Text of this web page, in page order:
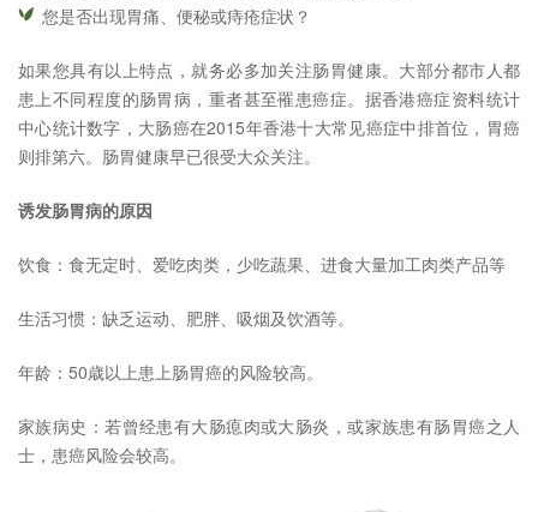
您是否出现胃痛、便秘或痔疮症状？
如果您具有以上特点，就务必多加关注肠胃健康。大部分都市人都
患上不同程度的肠胃病，重者甚至罹患癌症。据香港癌症资料统计
中心统计数字，大肠癌在2015年香港十大常见癌症中排首位，胃癌
则排第六。肠胃健康早已很受大众关注。
诱发肠胃病的原因
饮食：食无定时、爱吃肉类，少吃蔬果、进食大量加工肉类产品等
生活习惯：缺乏运动、肥胖、吸烟及饮酒等。
年龄：50歳以上患上肠胃癌的风险较高。
家族病史：若曾经患有大肠瘜肉或大肠炎，或家族患有肠胃癌之人
士，患癌风险会较高。